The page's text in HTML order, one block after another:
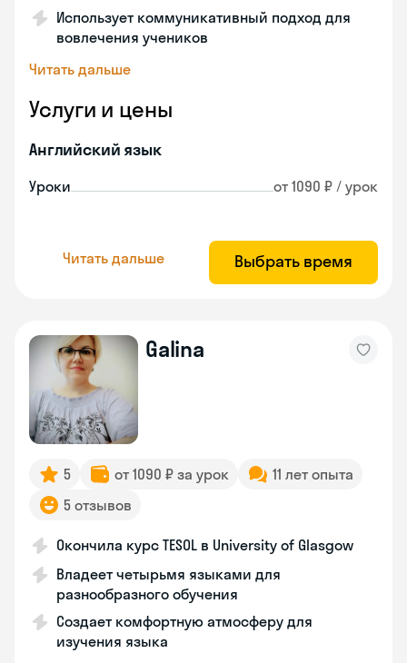
Использует коммуникативный подход для
вовлечения учеников
Читать дальше
Услуги и цены
Английский язык
Уроки от 1090 ₽ / урок
Читать дальше Выбрать время
Galina
5 от 1090 ₽ за урок
11 лет опыта
5 отзывов
Окончила курс TESOL в University of Glasgow
Владеет четырьмя языками для
разнообразного обучения
Создает комфортную атмосферу для
изучения языка